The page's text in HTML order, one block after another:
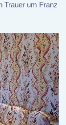
Trauer um Franz